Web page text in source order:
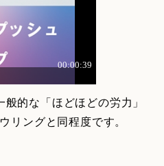
的な「ほどほどの労力」
リングと同程度です。